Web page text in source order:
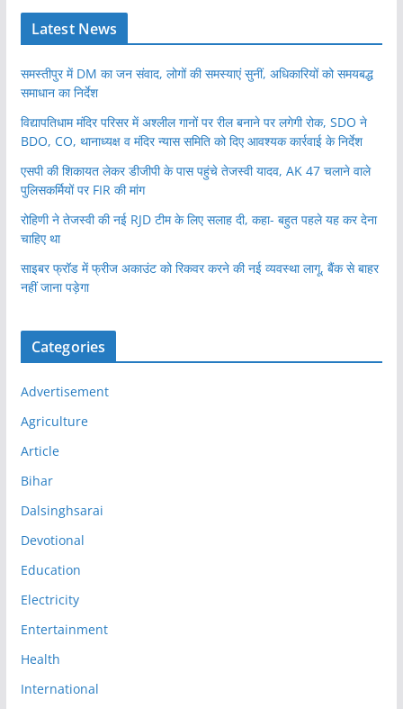
Latest News
समस्तीपुर में DM का जन संवाद, लोगों की समस्याएं सुनीं, अधिकारियों को समयबद्ध
समाधान का निर्देश
विद्यापतिधाम मंदिर परिसर में अश्लील गानों पर रील बनाने पर लगेगी रोक, SDO ने
BDO, CO, थानाध्यक्ष व मंदिर न्यास समिति को दिए आवश्यक कार्रवाई के निर्देश
एसपी की शिकायत लेकर डीजीपी के पास पहुंचे तेजस्वी यादव, AK 47 चलाने वाले
पुलिसकर्मियों पर FIR की मांग
रोहिणी ने तेजस्वी की नई RJD टीम के लिए सलाह दी, कहा- बहुत पहले यह कर देना
चाहिए था
साइबर फ्रॉड में फ्रीज अकाउंट को रिकवर करने की नई व्यवस्था लागू, बैंक से बाहर
नहीं जाना पड़ेगा
Categories
Advertisement
Agriculture
Article
Bihar
Dalsinghsarai
Devotional
Education
Electricity
Entertainment
Health
International